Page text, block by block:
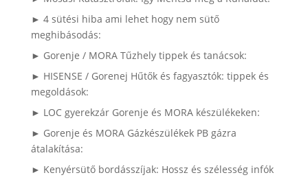
► 4 sütési hiba ami lehet hogy nem sütő
meghibásodás:
► Gorenje / MORA Tűzhely tippek és tanácsok:
► HISENSE / Gorenej Hűtők és fagyasztók: tippek és
megoldások:
► LOC gyerekzár Gorenje és MORA készülékeken:
► Gorenje és MORA Gázkészülékek PB gázra
átalakítása:
► Kenyérsütő bordásszíjak: Hossz és szélesség infók